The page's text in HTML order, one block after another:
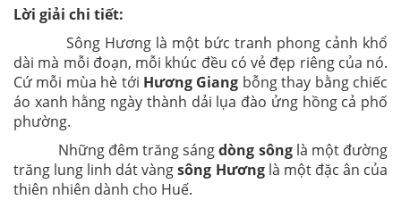
Lời giải chi tiết:
Sông Hương là một bức tranh phong cảnh khổ
dài mà mỗi đoạn, mỗi khúc đều có vẻ đẹp riêng của nó.
Cứ mỗi mùa hè tới Hương Giang bỗng thay bằng chiếc
áo xanh hằng ngày thành dải lụa đào ửng hồng cả phố
phường.
Những đêm trăng sángdòng sông là một đường
trăng lung linh dát vàngsông Hương là một đặc ân của
thiên nhiên dành cho Huế.